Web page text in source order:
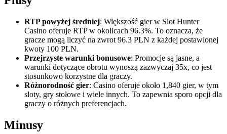
RTP powyżej średniej: Większość gier w Slot Hunter
Casino oferuje RTP w okolicach 96.3%. To oznacza, że
gracze mogą liczyć na zwrot 96.3 PLN z każdej postawionej
kwoty 100 PLN.
Przejrzyste warunki bonusowe: Promocje są jasne, a
warunki dotyczące obrotu wynoszą zazwyczaj 35x, co jest
stosunkowo korzystne dla graczy.
Różnorodność gier: Casino oferuje około 1,840 gier, w tym
sloty, gry stołowe i wiele innych. To zapewnia sporo opcji dla
graczy o różnych preferencjach.
Minusy